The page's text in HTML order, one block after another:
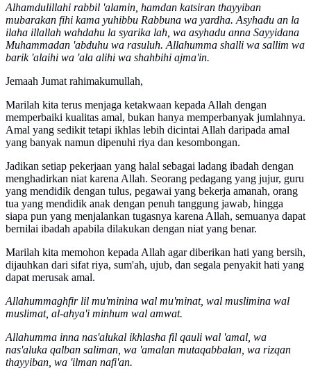
Alhamdulillahi rabbil 'alamin, hamdan katsiran thayyiban
mubarakan fihi kama yuhibbu Rabbuna wa yardha. Asyhadu an la
ilaha illallah wahdahu la syarika lah, wa asyhadu anna Sayyidana
Muhammadan 'abduhu wa rasuluh. Allahumma shalli wa sallim wa
barik 'alaihi wa 'ala alihi wa shahbihi ajma'in.
Jemaah Jumat rahimakumullah,
Marilah kita terus menjaga ketakwaan kepada Allah dengan
memperbaiki kualitas amal, bukan hanya memperbanyak jumlahnya.
Amal yang sedikit tetapi ikhlas lebih dicintai Allah daripada amal
yang banyak namun dipenuhi riya dan kesombongan.
Jadikan setiap pekerjaan yang halal sebagai ladang ibadah dengan
menghadirkan niat karena Allah. Seorang pedagang yang jujur, guru
yang mendidik dengan tulus, pegawai yang bekerja amanah, orang
tua yang mendidik anak dengan penuh tanggung jawab, hingga
siapa pun yang menjalankan tugasnya karena Allah, semuanya dapat
bernilai ibadah apabila dilakukan dengan niat yang benar.
Marilah kita memohon kepada Allah agar diberikan hati yang bersih,
dijauhkan dari sifat riya, sum'ah, ujub, dan segala penyakit hati yang
dapat merusak amal.
Allahummaghfir lil mu'minina wal mu'minat, wal muslimina wal
muslimat, al-ahya'i minhum wal amwat.
Allahumma inna nas'alukal ikhlasha fil qauli wal 'amal, wa
nas'aluka qalban saliman, wa 'amalan mutaqabbalan, wa rizqan
thayyiban, wa 'ilman nafi'an.